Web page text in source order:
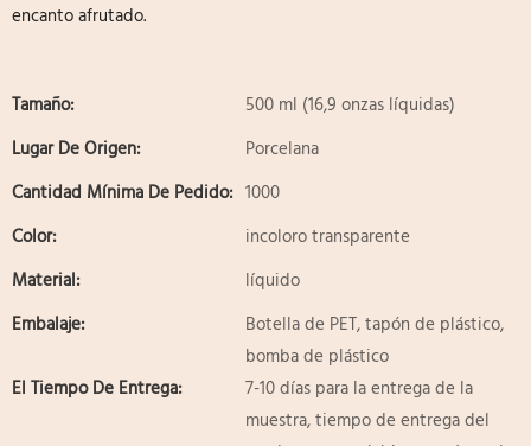
encanto afrutado.
Tamaño:
500 ml (16,9 onzas líquidas)
Lugar De Origen:
Porcelana
Cantidad Mínima De Pedido: 1000
Color:
incoloro transparente
Material:
líquido
Embalaje:
Botella de PET, tapón de plástico,
bomba de plástico
El Tiempo De Entrega:
7-10 días para la entrega de la
muestra, tiempo de entrega del